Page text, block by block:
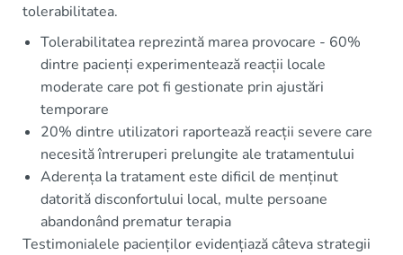
tolerabilitatea.
Tolerabilitatea reprezintă marea provocare - 60%
dintre pacienți experimentează reacții locale
moderate care pot fi gestionate prin ajustări
temporare
20% dintre utilizatori raportează reacții severe care
necesită întreruperi prelungite ale tratamentului
Aderența la tratament este dificil de menținut
datorită disconfortului local, multe persoane
abandonând prematur terapia
Testimonialele pacienților evidențiază câteva strategii